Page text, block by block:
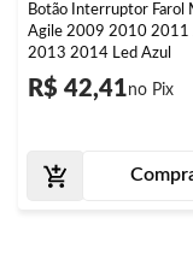
Botão Interruptor Farol
Agile 2009 2010 2011
2013 2014 Led Azul
R$ 42,41